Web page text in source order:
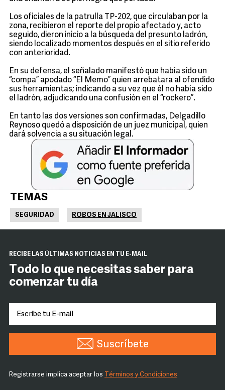
Los oficiales de la patrulla TP-202, que circulaban por la
zona, recibieron el reporte del propio afectado y, acto
seguido, dieron inicio a la búsqueda del presunto ladrón,
siendo localizado momentos después en el sitio referido
con anterioridad.
En su defensa, el señalado manifestó que había sido un
“compa” apodado “El Memo” quien arrebatara al ofendido
sus herramientas; indicando a su vez que él no había sido
el ladrón, adjudicando una confusión en el “rockero”.
En tanto las dos versiones son confirmadas, Delgadillo
Reynoso quedó a disposición de un juez municipal, quien
dará solvencia a su situación legal.
TEMAS
SEGURIDAD ROBOS EN JALISCO
RECIBE LAS ÚLTIMAS NOTICIAS EN TU E-MAIL
Todo lo que necesitas saber para
comenzar tu día
Suscríbete
Registrarse implica aceptar los Términos y Condiciones